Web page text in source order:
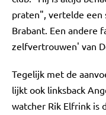
praten", vertelde
Brabant. Een andere
zelfvertrouwen' van
Tegelijk met de
lijkt ook linksback
watcher Rik Elfrink is